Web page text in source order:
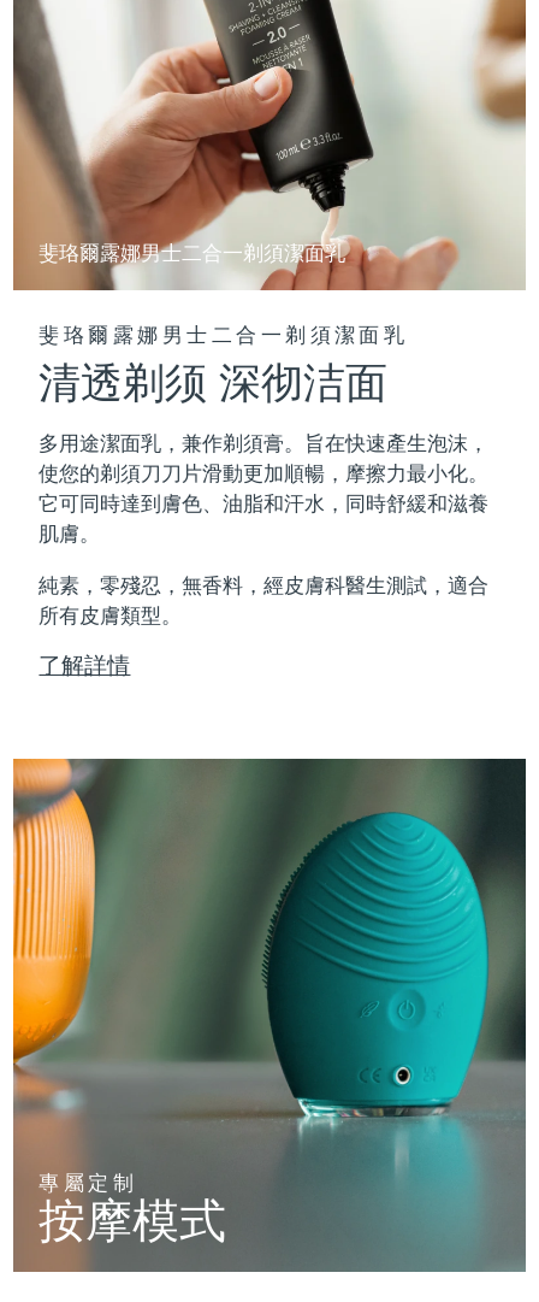
斐珞爾露娜男士二合一剃須潔面乳
斐珞爾露娜男士二合一剃須潔面乳
清透剃须 深彻洁面
多用途潔面乳，兼作剃須膏。旨在快速產生泡沫，
使您的剃須刀刀片滑動更加順暢，摩擦力最小化。
它可同時達到膚色、油脂和汗水，同時舒緩和滋養
肌膚。
純素，零殘忍，無香料，經皮膚科醫生測試，適合
所有皮膚類型。
了解詳情
專屬定制
按摩模式